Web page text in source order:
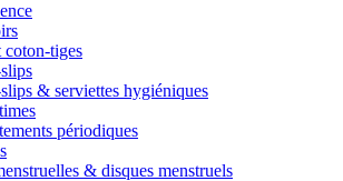
coton-tiges
& serviettes hygiéniques
périodiques
& disques menstruels